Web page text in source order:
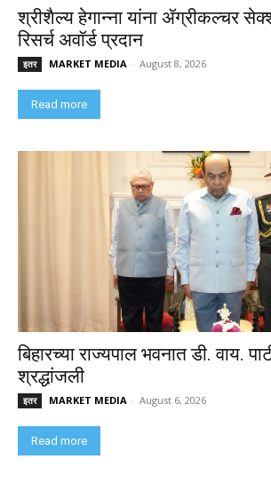
श्रीशैल्य हेगान्ना यांना ॲग्रीकल्चर
रिसर्च अवॉर्ड प्रदान
इतर MARKET MEDIA - August 8, 2026
Read more
बिहारच्या राज्यपाल भवनात डी. वाय.
श्रद्धांजली
इतर MARKET MEDIA - August 6, 2026
Read more